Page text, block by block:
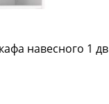
навесного 1 дв